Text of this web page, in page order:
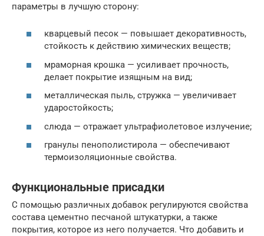
параметры в лучшую сторону:
кварцевый песок — повышает декоративность,
стойкость к действию химических веществ;
мраморная крошка — усиливает прочность,
делает покрытие изящным на вид;
металлическая пыль, стружка — увеличивает
ударостойкость;
слюда — отражает ультрафиолетовое излучение;
гранулы пенополистирола — обеспечивают
термоизоляционные свойства.
Функциональные присадки
С помощью различных добавок регулируются свойства
состава цементно песчаной штукатурки, а также
покрытия, которое из него получается. Что добавить и